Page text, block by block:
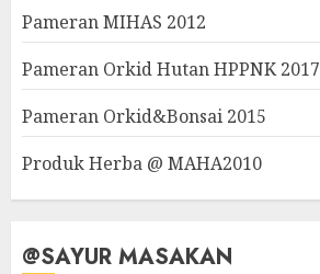
Pameran MIHAS 2012
Pameran Orkid Hutan HPPNK 2017
Pameran Orkid&Bonsai 2015
Produk Herba @ MAHA2010
@SAYUR MASAKAN